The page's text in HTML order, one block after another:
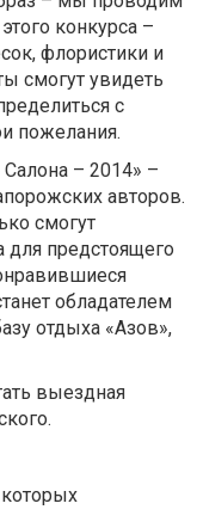
конкурса –
флористики и
смогут увидеть
с
пожелания.
– 2014» –
авторов.
смогут
предстоящего
обладателем
отдыха «Азов»,
выездная